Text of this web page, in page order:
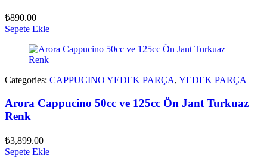
₺890.00
Sepete Ekle
Categories: CAPPUCINO YEDEK PARÇA, YEDEK PARÇA
Arora Cappucino 50cc ve 125cc Ön Jant Turkuaz
Renk
₺3,899.00
Sepete Ekle